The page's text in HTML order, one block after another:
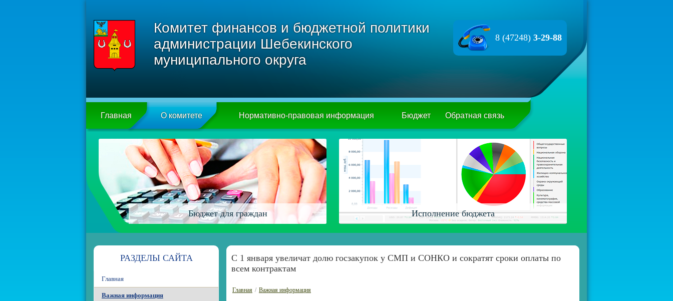
Комитет финансов и бюджетной политики
администрации Шебекинского
муниципального округа
8 (47248) 3-29-88
Главная О комитете Нормативно-правовая информация Бюджет Обратная связь
Бюджет для граждан Исполнение бюджета
РАЗДЕЛЫ САЙТА
Главная
Важная информация
С 1 января увеличат долю госзакупок у СМП и СОНКО и сократят сроки оплаты по
всем контрактам
Главная / Важная информация